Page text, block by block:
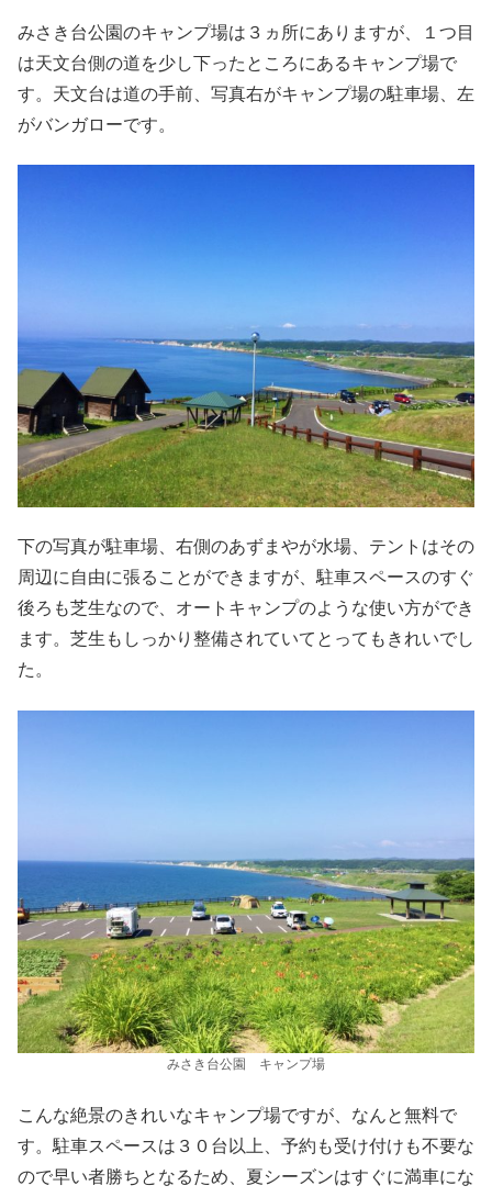
みさき台公園のキャンプ場は３ヵ所にありますが、１つ目
は天文台側の道を少し下ったところにあるキャンプ場で
す。天文台は道の手前、写真右がキャンプ場の駐車場、左
がバンガローです。
下の写真が駐車場、右側のあずまやが水場、テントはその
周辺に自由に張ることができますが、駐車スペースのすぐ
後ろも芝生なので、オートキャンプのような使い方ができ
ます。芝生もしっかり整備されていてとってもきれいでし
た。
みさき台公園 キャンプ場
こんな絶景のきれいなキャンプ場ですが、なんと無料で
す。駐車スペースは３０台以上、予約も受け付けも不要な
ので早い者勝ちとなるため、夏シーズンはすぐに満車にな